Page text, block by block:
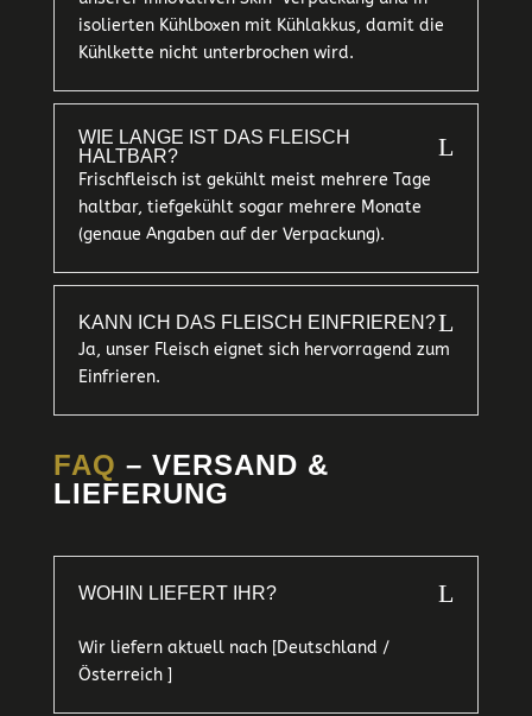
isolierten Kühlboxen mit Kühlakkus, damit die
Kühlkette nicht unterbrochen wird.
WIE LANGE IST DAS FLEISCH
HALTBAR?
L
Frischfleisch ist gekühlt meist mehrere Tage
haltbar, tiefgekühlt sogar mehrere Monate
(genaue Angaben auf der Verpackung).
KANN ICH DAS FLEISCH EINFRIEREN?L
Ja, unser Fleisch eignet sich hervorragend zum
Einfrieren.
FAQ – VERSAND &
LIEFERUNG
WOHIN LIEFERT IHR? L
Wir liefern aktuell nach [Deutschland /
Österreich ]